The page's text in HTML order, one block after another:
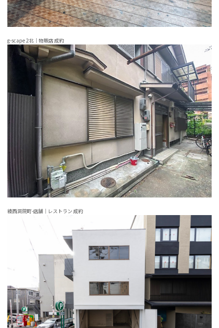
g-scape 2北｜物販店 成約
綾西洞院町-店舗｜レストラン 成約